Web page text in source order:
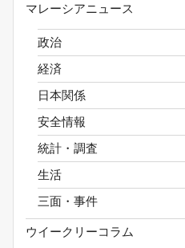
マレーシアニュース
政治
経済
日本関係
安全情報
統計・調査
生活
三面・事件
ウイークリーコラム